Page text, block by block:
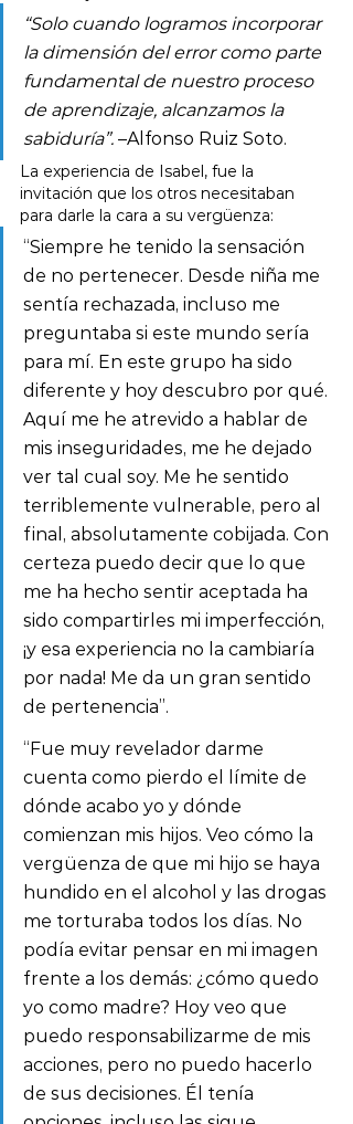
“Solo cuando logramos incorporar
la dimensión del error como parte
fundamental de nuestro proceso
de aprendizaje, alcanzamos la
sabiduría”. –Alfonso Ruiz Soto.
La experiencia de Isabel, fue la
invitación que los otros necesitaban
para darle la cara a su vergüenza:
“Siempre he tenido la sensación
de no pertenecer. Desde niña me
sentía rechazada, incluso me
preguntaba si este mundo sería
para mí. En este grupo ha sido
diferente y hoy descubro por qué.
Aquí me he atrevido a hablar de
mis inseguridades, me he dejado
ver tal cual soy. Me he sentido
terriblemente vulnerable, pero al
final, absolutamente cobijada. Con
certeza puedo decir que lo que
me ha hecho sentir aceptada ha
sido compartirles mi imperfección,
¡y esa experiencia no la cambiaría
por nada! Me da un gran sentido
de pertenencia”.
“Fue muy revelador darme
cuenta como pierdo el límite de
dónde acabo yo y dónde
comienzan mis hijos. Veo cómo la
vergüenza de que mi hijo se haya
hundido en el alcohol y las drogas
me torturaba todos los días. No
podía evitar pensar en mi imagen
frente a los demás: ¿cómo quedo
yo como madre? Hoy veo que
puedo responsabilizarme de mis
acciones, pero no puedo hacerlo
de sus decisiones. Él tenía